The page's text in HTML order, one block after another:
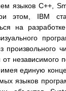
языков С++,
этом, IBM
на
произвольного
независимого
имея единую
языков